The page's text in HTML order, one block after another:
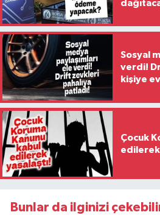
Sosyal
verdi!
kişiye
Çocuk
edilerek
Bunlar da ilginizi